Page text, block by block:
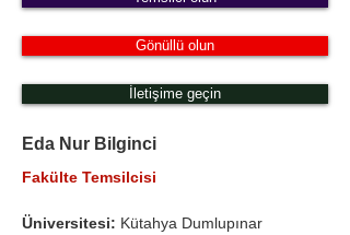
Gönüllü olun
İletişime geçin
Eda Nur Bilginci
Fakülte Temsilcisi
Üniversitesi: Kütahya Dumlupınar